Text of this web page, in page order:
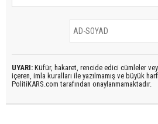
UYARI: Küfür, hakaret, rencide edici cümleler
içeren, imla kuralları ile yazılmamış ve büyük
PolitiKARS.com tarafından onaylanmamaktadır.